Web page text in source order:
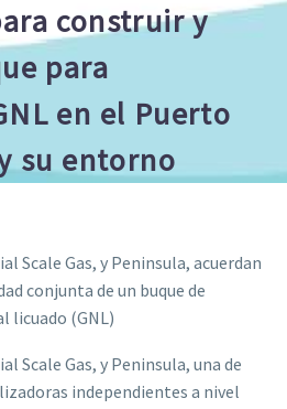
construir y
para
en el Puerto
su entorno
Scale Gas, y Peninsula, acuerdan
conjunta de un buque de
licuado (GNL)
Scale Gas, y Peninsula, una de
independientes a nivel